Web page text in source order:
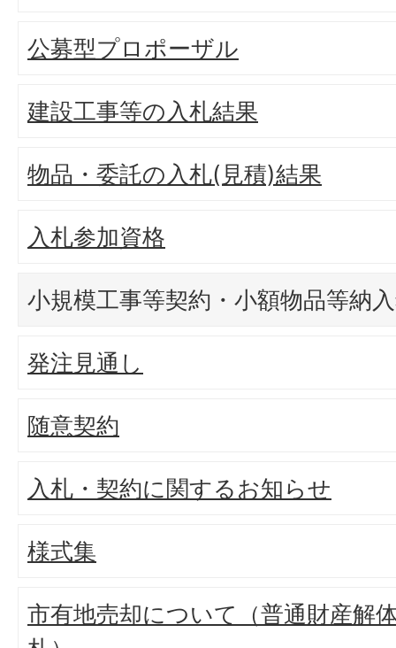
公募型プロポーザル
建設工事等の入札結果
物品・委託の入札(見積)結果
入札参加資格
小規模工事等契約・小額物品等納
発注見通し
随意契約
入札・契約に関するお知らせ
様式集
市有地売却について（普通財産解